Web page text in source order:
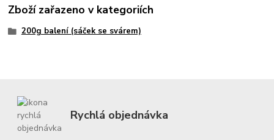
Zboží zařazeno v kategoriích
200g balení (sáček se svárem)
Rychlá objednávka